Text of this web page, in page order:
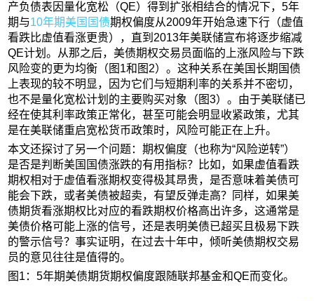
产负债表因量化宽松（QE）得到扩张相结合的情况下，5年
期与10年期美国国债期权偏度从2009年开始急速下行（虚值
看跌比虚值看涨更贵），直到2013年美联储宣布将逐步缩减
QE计划。从那之后，美债期权交易员面临的上涨风险与下跌
风险变的更为均衡（图1和图2）。这种关系在美国长期国债
上表现的较不明显，因为它们与短期利率的关系并不密切，
也不是量化宽松计划的主要购买对象（图3）。由于美联储已
经在使其利率政策正常化，甚至可能会明显收紧政策，尤其
是在美联储重启宽松货币政策时，风险可能正在上升。
本文还探讨了另一个问题：期权偏度（也称为“风险逆转”）
是否是判断美国国债涨跌的有用指标？比如，如果虚值看跌
期权相对于虚值看涨期权变得极其昂贵，是否意味着美债可
能会下跌，或者美债被超卖，有望反弹走高？同样，如果美
债期货看涨期权比对应的看跌期权价格高出许多，这通常是
美债价格可能上涨的信号，还是表明美债已超买且极易下跌
的警示信号？事实证明，在过去十年中，倾听美债期权交易
员的意见往往是值得的。
图1：5年期美债期货期权偏度跟随联邦基金和QE而变化。